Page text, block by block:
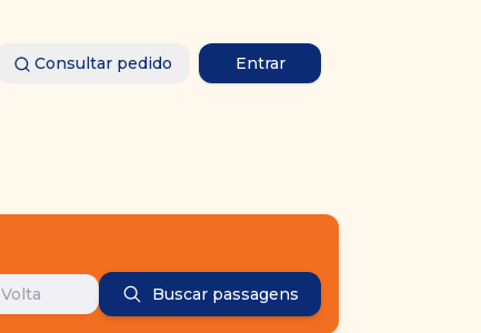
Consultar pedido Entrar
Volta Buscar passagens